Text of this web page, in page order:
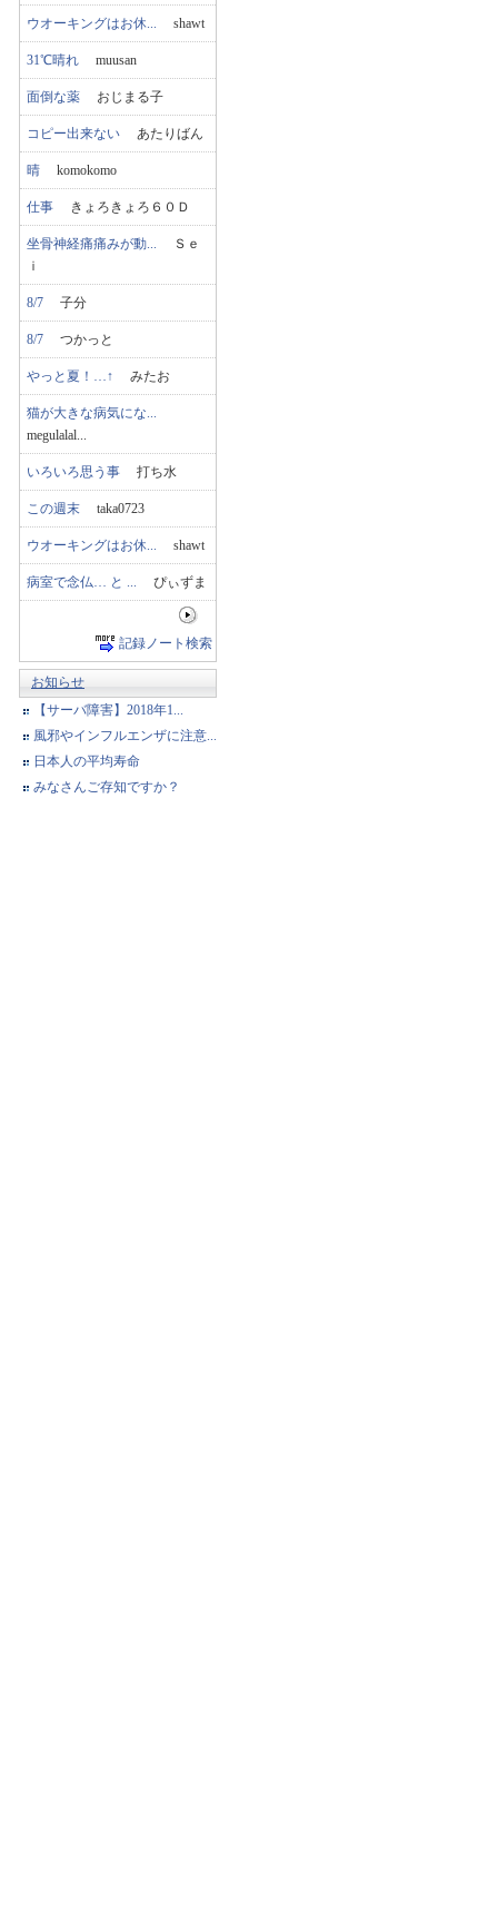
ウオーキングはお休... shawt
31℃晴れ muusan
面倒な薬 おじまる子
コピー出来ない あたりばん
晴 komokomo
仕事 きょろきょろ６０Ｄ
坐骨神経痛痛みが動... Ｓｅ
ｉ
8/7 子分
8/7 つかっと
やっと夏！…↑ みたお
猫が大きな病気にな...
megulalal...
いろいろ思う事 打ち水
この週末 taka0723
ウオーキングはお休... shawt
病室で念仏… と ... ぴぃずま
記録ノート検索
お知らせ
【サーバ障害】2018年1...
風邪やインフルエンザに注意...
日本人の平均寿命
みなさんご存知ですか？